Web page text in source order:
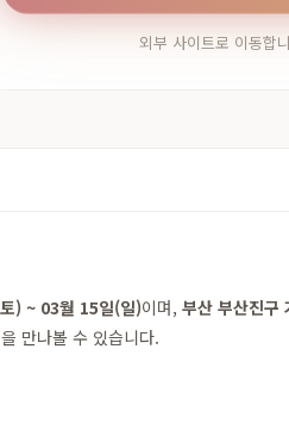
외부 사이트로 이동합
) ~ 03월 15일(일)이며, 부산 부산진구
만나볼 수 있습니다.